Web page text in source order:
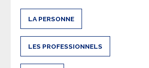
LA PERSONNE
LES PROFESSIONNELS